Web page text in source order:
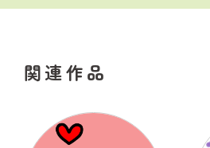
関連作品